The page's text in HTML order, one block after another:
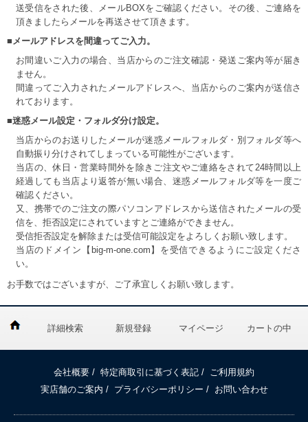
送受信をされた後、メールBOXをご確認ください。その後、ご連絡を
頂きましたらメールを再送させて頂きます。
■メールアドレスを間違ってご入力。
お間違いご入力の場合、当店からのご注文確認・発送ご案内等が届き
ません。
間違ってご入力されたメールアドレスへ、当店からのご案内が送信さ
れております。
■迷惑メール設定・フォルダ分け設定。
当店からのお送りしたメールが迷惑メールフォルダ・別フォルダ等へ
自動振り分けされてしまっている可能性がございます。
当店の、休日・営業時間外を除きご注文やご連絡をされて24時間以上
経過しても当店より返答が無い場合、迷惑メールフォルダ等を一度ご
確認ください。
又、携帯でのご注文の際パソコンアドレスから送信されたメールの受
信を、拒否設定にされていますとご連絡ができません。
受信拒否設定を解除または受信可能設定をよろしくお願い致します。
当店のドメイン【big-m-one.com】を受信できるようにご設定くださ
い。
お手数ではございますが、ご了承宜しくお願い致します。
詳細検索 新規登録 マイページ カートの中
会社概要 / 特定商取引に基づく表記 /
ご利用規約
実店舗のご案内 / プライバシーポリシー / お問い合わせ